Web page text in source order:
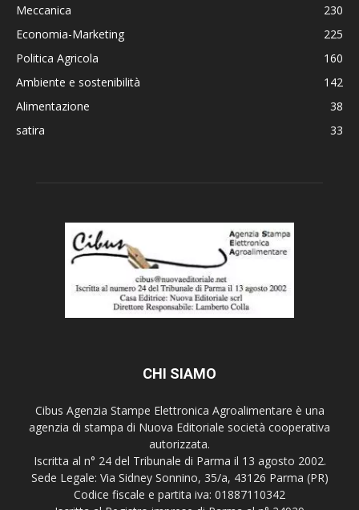
Meccanica
230
Economia-Marketing
225
Politica Agricola
160
Ambiente e sostenibilità
142
Alimentazione
38
satira
33
CHI SIAMO
Cibus Agenzia Stampe Elettronica Agroalimentare è una
agenzia di stampa di Nuova Editoriale società cooperativa
autorizzata.
Iscritta al n° 24 del Tribunale di Parma il 13 agosto 2002.
Sede Legale: Via Sidney Sonnino, 35/a, 43126 Parma (PR)
Codice fiscale e partita iva: 01887110342